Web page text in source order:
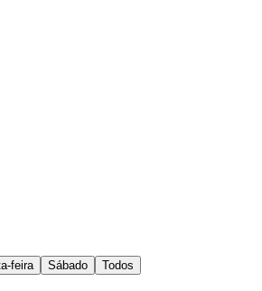
feira Sábado Todos